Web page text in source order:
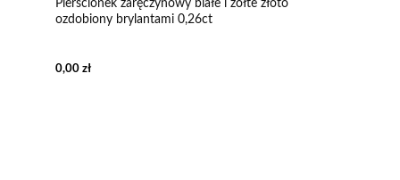
Pierścionek zaręczynowy białe i żółte złoto
ozdobiony brylantami 0,26ct
0,00 zł